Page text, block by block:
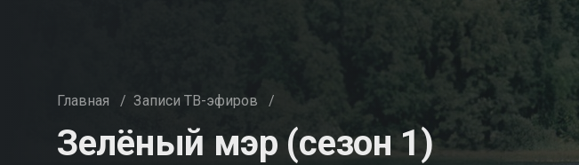
Главная / Записи ТВ-эфиров /
Зелёный мэр (сезон 1)